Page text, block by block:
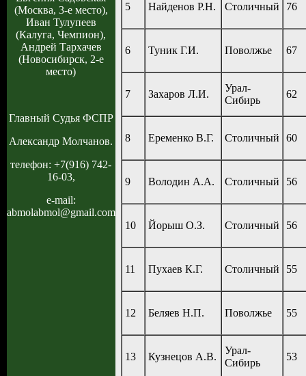
(Москва, 3-е место),
Иван Тулупеев
(Калуга, Чемпион),
Андрей Тархачев
(Новосибирск, 2-е
место)
Главный Судья ФСПР
Александр Молчанов.
телефон: +7(916) 742-
16-03,
e-mail:
abmolabmol@gmail.com
5 Найденов Р.Н. Столичный 76
6 Туник Г.И. Поволжье 67
7 Захаров Л.И.
Урал-
Сибирь
62
8 Еременко В.Г. Столичный 60
9 Володин А.А. Столичный 56
10 Йорыш О.З. Столичный 56
11 Пухаев К.Г. Столичный 55
12 Беляев Н.П. Поволжье 55
13 Кузнецов А.В.
Урал-
Сибирь
53